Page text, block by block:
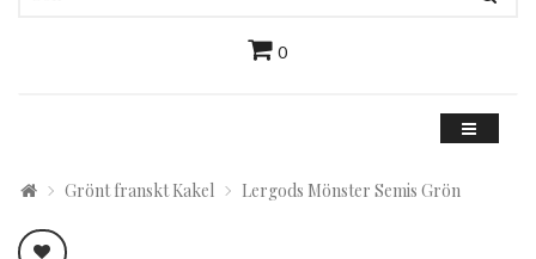
0
Grönt franskt Kakel Lergods Mönster Semis Grön